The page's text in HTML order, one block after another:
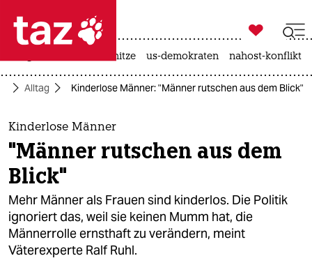
 taz zahl ich
taz zahl ich
themen
politik
öko
gesellschaft
kultur

taz zahl ich
hitze us-demokraten nahost-konflikt
Alltag Kinderlose Männer: "Männer rutschen aus dem Blick"
Kinderlose Männer
"Männer rutschen aus dem
Blick"
Mehr Männer als Frauen sind kinderlos. Die Politik
ignoriert das, weil sie keinen Mumm hat, die
Männerrolle ernsthaft zu verändern, meint
Väterexperte Ralf Ruhl.